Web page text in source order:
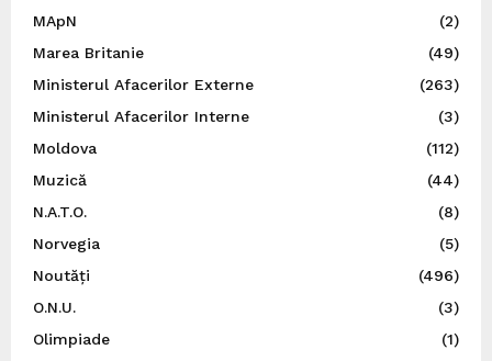
MApN
(2)
Marea Britanie
(49)
Ministerul Afacerilor Externe
(263)
Ministerul Afacerilor Interne
(3)
Moldova
(112)
Muzică
(44)
N.A.T.O.
(8)
Norvegia
(5)
Noutăți
(496)
O.N.U.
(3)
Olimpiade
(1)